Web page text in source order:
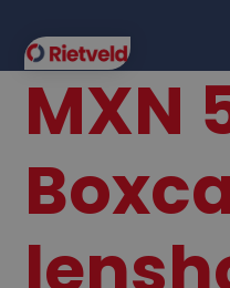
MXN